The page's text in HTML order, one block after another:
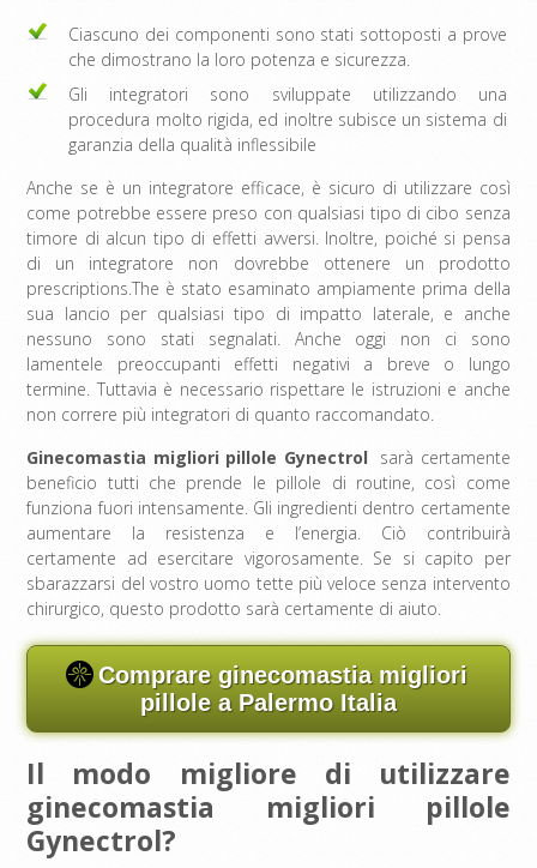
Ciascuno dei componenti sono stati sottoposti a prove
che dimostrano la loro potenza e sicurezza.
Gli integratori sono sviluppate utilizzando una
procedura molto rigida, ed inoltre subisce un sistema di
garanzia della qualità inflessibile
Anche se è un integratore efficace, è sicuro di utilizzare così
come potrebbe essere preso con qualsiasi tipo di cibo senza
timore di alcun tipo di effetti avversi. Inoltre, poiché si pensa
di un integratore non dovrebbe ottenere un prodotto
prescriptions.The è stato esaminato ampiamente prima della
sua lancio per qualsiasi tipo di impatto laterale, e anche
nessuno sono stati segnalati. Anche oggi non ci sono
lamentele preoccupanti effetti negativi a breve o lungo
termine. Tuttavia è necessario rispettare le istruzioni e anche
non correre più integratori di quanto raccomandato.
Ginecomastia migliori pillole Gynectrolsarà certamente
beneficio tutti che prende le pillole di routine, così come
funziona fuori intensamente. Gli ingredienti dentro certamente
aumentare la resistenza e l’energia. Ciò contribuirà
certamente ad esercitare vigorosamente. Se si capito per
sbarazzarsi del vostro uomo tette più veloce senza intervento
chirurgico, questo prodotto sarà certamente di aiuto.
Comprare ginecomastia migliori
pillole a Palermo Italia
Il modo migliore di utilizzare
ginecomastia migliori pillole
Gynectrol?